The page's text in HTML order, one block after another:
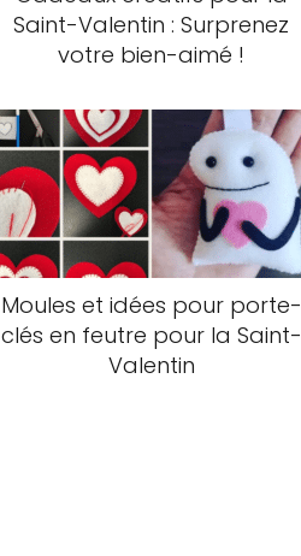
Saint-Valentin : Surprenez
votre bien-aimé !
Moules et idées pour porte-
clés en feutre pour la Saint-
Valentin